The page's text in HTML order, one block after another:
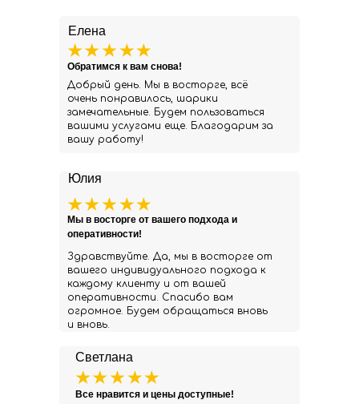
Юлия
Здравствуйте. Да, мы в восторге от
вашего индивидуального подхода к
каждому клиенту и от вашей
оперативности. Спасибо вам
огромное. Будем обращаться вновь
и вновь.
Мы в восторге от вашего подхода и
оперативности!
Светлана
Все нравится и цены доступные!
Елена
Добрый день. Мы в восторге, всё
очень понравилось, шарики
замечательные. Будем пользоваться
вашими услугами еще. Благодарим за
вашу работу!
Обратимся к вам снова!